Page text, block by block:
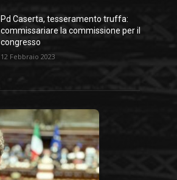
Pd Caserta, tesseramento truffa:
commissariare la commissione per il
congresso
12 Febbraio 2023